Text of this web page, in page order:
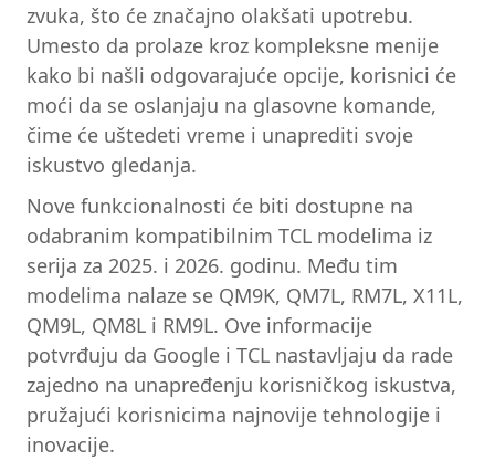
zvuka, što će značajno olakšati upotrebu.
Umesto da prolaze kroz kompleksne menije
kako bi našli odgovarajuće opcije, korisnici će
moći da se oslanjaju na glasovne komande,
čime će uštedeti vreme i unaprediti svoje
iskustvo gledanja.
Nove funkcionalnosti će biti dostupne na
odabranim kompatibilnim TCL modelima iz
serija za 2025. i 2026. godinu. Među tim
modelima nalaze se QM9K, QM7L, RM7L, X11L,
QM9L, QM8L i RM9L. Ove informacije
potvrđuju da Google i TCL nastavljaju da rade
zajedno na unapređenju korisničkog iskustva,
pružajući korisnicima najnovije tehnologije i
inovacije.